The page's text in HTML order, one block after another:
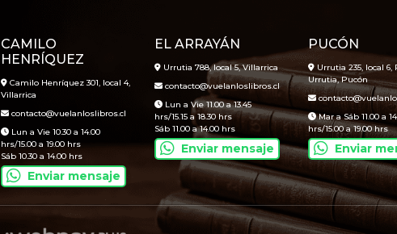
CAMILO
HENRÍQUEZ
Camilo Henríquez 301, local 4,
Villarrica
contacto@vuelanloslibros.cl
Lun a Vie 10.30 a 14.00
hrs/15.00 a 19.00 hrs
Sáb 10.30 a 14.00 hrs
Enviar mensaje
EL ARRAYÁN
Urrutia 788, local 5, Villarrica
contacto@vuelanloslibros.cl
Lun a Vie 11.00 a 13.45
hrs/15.15 a 18.30 hrs
Sáb 11.00 a 14.00 hrs
Enviar mensaje
PUCÓN
Urrutia 235, local 6,
Urrutia, Pucón
Mar a Sáb 11.00 a
hrs/15.00 a 19.00 hrs
Enviar